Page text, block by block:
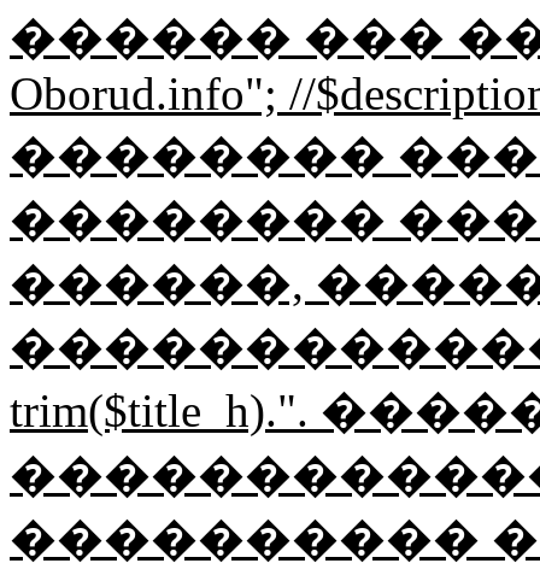
������ ���
Oborud.info"; //
��������
��������
������,
�������������";
trim($title_h).".
������������
����������